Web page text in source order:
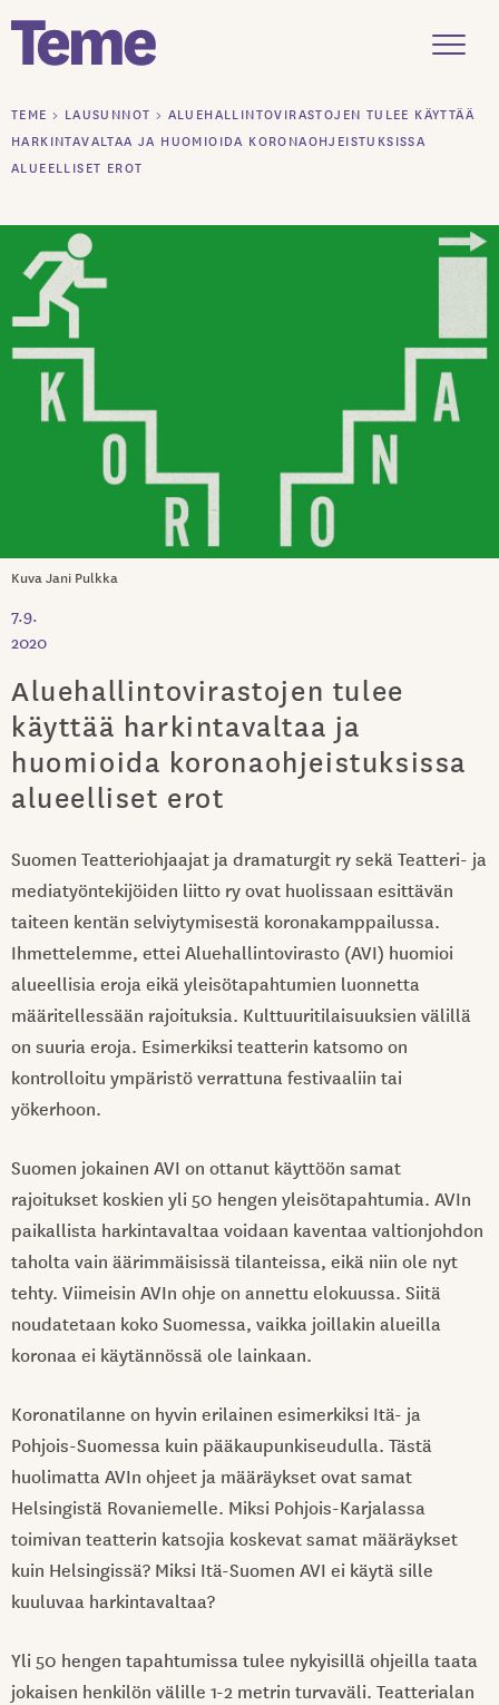
Siirry
sisältöön
TEME > LAUSUNNOT > ALUEHALLINTOVIRASTOJEN TULEE KÄYTTÄÄ
HARKINTAVALTAA JA HUOMIOIDA KORONAOHJEISTUKSISSA
ALUEELLISET EROT
Kuva Jani Pulkka
7.9.
2020
Aluehallintovirastojen tulee
käyttää harkintavaltaa ja
huomioida koronaohjeistuksissa
alueelliset erot
Suomen Teatteriohjaajat ja dramaturgit ry sekä Teatteri- ja
mediatyöntekijöiden liitto ry ovat huolissaan esittävän
taiteen kentän selviytymisestä koronakamppailussa.
Ihmettelemme, ettei Aluehallintovirasto (AVI) huomioi
alueellisia eroja eikä yleisötapahtumien luonnetta
määritellessään rajoituksia. Kulttuuritilaisuuksien välillä
on suuria eroja. Esimerkiksi teatterin katsomo on
kontrolloitu ympäristö verrattuna festivaaliin tai
yökerhoon.
Suomen jokainen AVI on ottanut käyttöön samat
rajoitukset koskien yli 50 hengen yleisötapahtumia. AVIn
paikallista harkintavaltaa voidaan kaventaa valtionjohdon
taholta vain äärimmäisissä tilanteissa, eikä niin ole nyt
tehty. Viimeisin AVIn ohje on annettu elokuussa. Siitä
noudatetaan koko Suomessa, vaikka joillakin alueilla
koronaa ei käytännössä ole lainkaan.
Koronatilanne on hyvin erilainen esimerkiksi Itä- ja
Pohjois-Suomessa kuin pääkaupunkiseudulla. Tästä
huolimatta AVIn ohjeet ja määräykset ovat samat
Helsingistä Rovaniemelle. Miksi Pohjois-Karjalassa
toimivan teatterin katsojia koskevat samat määräykset
kuin Helsingissä? Miksi Itä-Suomen AVI ei käytä sille
kuuluvaa harkintavaltaa?
Yli 50 hengen tapahtumissa tulee nykyisillä ohjeilla taata
jokaisen henkilön välille 1-2 metrin turvaväli. Teatterialan